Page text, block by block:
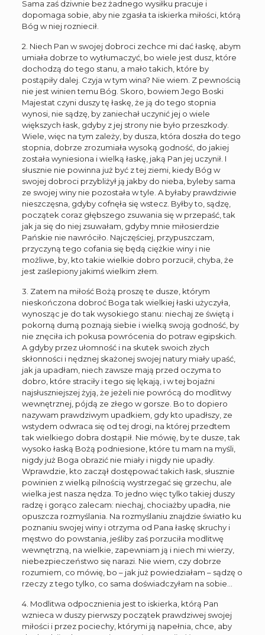
Sama zaś dziwnie bez żadnego wysiłku pracuje i
dopomaga sobie, aby nie zgasła ta iskierka miłości, którą
Bóg w niej rozniecił.
2. Niech Pan w swojej dobroci zechce mi dać łaskę, abym
umiała dobrze to wytłumaczyć, bo wiele jest dusz, które
dochodzą do tego stanu, a mało takich, które by
postąpiły dalej. Czyja w tym wina? Nie wiem. Z pewnością
nie jest winien temu Bóg. Skoro, bowiem Jego Boski
Majestat czyni duszy tę łaskę, że ją do tego stopnia
wynosi, nie sądzę, by zaniechał uczynić jej o wiele
większych łask, gdyby z jej strony nie było przeszkody.
Wiele, więc na tym zależy, by dusza, która doszła do tego
stopnia, dobrze zrozumiała wysoką godność, do jakiej
została wyniesiona i wielką łaskę, jaką Pan jej uczynił. I
słusznie nie powinna już być z tej ziemi, kiedy Bóg w
swojej dobroci przybliżył ją jakby do nieba, byleby sama
ze swojej winy nie pozostała w tyle. A byłaby prawdziwie
nieszczęsna, gdyby cofnęła się wstecz. Byłby to, sądzę,
początek coraz głębszego zsuwania się w przepaść, tak
jak ja się do niej zsuwałam, gdyby mnie miłosierdzie
Pańskie nie nawróciło. Najczęściej, przypuszczam,
przyczyną tego cofania się będą ciężkie winy i nie
możliwe, by, kto takie wielkie dobro porzucił, chyba, że
jest zaślepiony jakimś wielkim złem.
3. Zatem na miłość Bożą proszę te dusze, którym
nieskończona dobroć Boga tak wielkiej łaski użyczyła,
wynosząc je do tak wysokiego stanu: niechaj ze świętą i
pokorną dumą poznają siebie i wielką swoją godność, by
nie znęciła ich pokusa powrócenia do potraw egipskich.
A gdyby przez ułomność i na skutek swoich złych
skłonności i nędznej skażonej swojej natury miały upaść,
jak ja upadłam, niech zawsze mają przed oczyma to
dobro, które straciły i tego się lękają, i w tej bojaźni
najsłuszniejszej żyją, że jeżeli nie powrócą do modlitwy
wewnętrznej, pójdą ze złego w gorsze. Bo to dopiero
nazywam prawdziwym upadkiem, gdy kto upadłszy, ze
wstydem odwraca się od tej drogi, na której przedtem
tak wielkiego dobra dostąpił. Nie mówię, by te dusze, tak
wysoko łaską Bożą podniesione, które tu mam na myśli,
nigdy już Boga obrazić nie miały i nigdy nie upadły.
Wprawdzie, kto zaczął dostępować takich łask, słusznie
powinien z wielką pilnością wystrzegać się grzechu, ale
wielka jest nasza nędza. To jedno więc tylko takiej duszy
radzę i gorąco zalecam: niechaj, chociażby upadła, nie
opuszcza rozmyślania. Na rozmyślaniu znajdzie światło ku
poznaniu swojej winy i otrzyma od Pana łaskę skruchy i
męstwo do powstania, jeśliby zaś porzuciła modlitwę
wewnętrzną, na wielkie, zapewniam ją i niech mi wierzy,
niebezpieczeństwo się narazi. Nie wiem, czy dobrze
rozumiem, co mówię, bo – jak już powiedziałam – sądzę o
rzeczy z tego tylko, co sama doświadczyłam na sobie…
4. Modlitwa odpocznienia jest to iskierka, którą Pan
wznieca w duszy pierwszy początek prawdziwej swojej
miłości i przez pociechy, którymi ją napełnia, chce, aby